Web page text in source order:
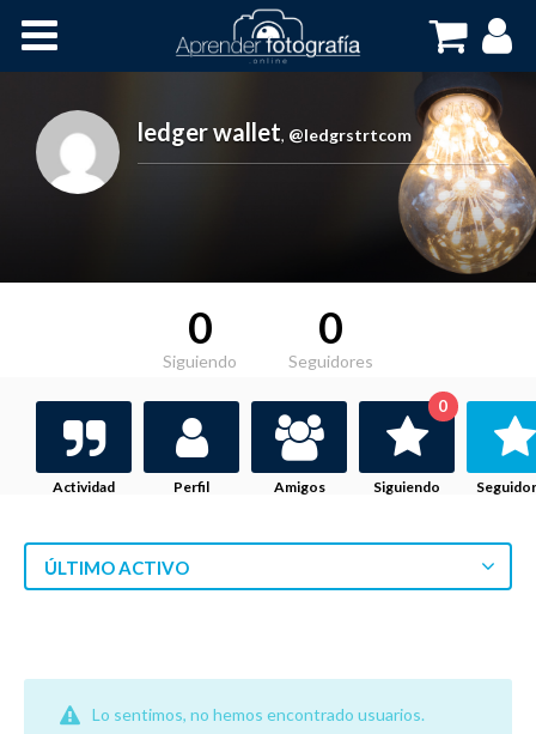
Cursos OnLine
ledger wallet, @ledgrstrtcom
0
Siguiendo
0
Seguidores
Actividad Perfil Amigos Siguiendo
0
ÚLTIMO ACTIVO
Lo sentimos, no hemos encontrado usuarios.